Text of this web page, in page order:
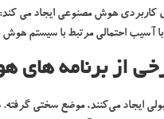
هوش مصنوعی ایجاد می
آسیب احتمالی مرتبط با سیستم
از برنامه
ایجاد می‌کنند، موضع سختی